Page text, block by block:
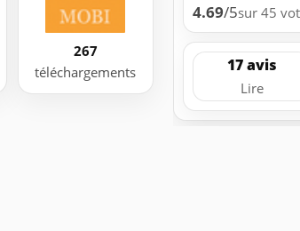
267
téléchargements
4.69/5sur 45
17 avis
Lire